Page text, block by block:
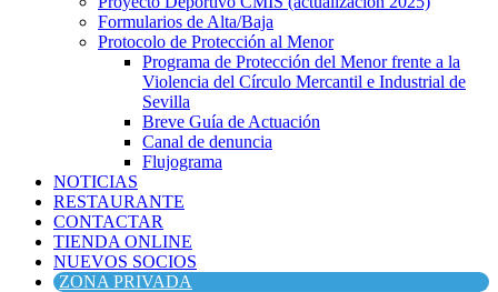
Formularios de Alta/Baja
Protocolo de Protección al Menor
Programa de Protección del Menor frente a la
Violencia del Círculo Mercantil e Industrial de
Sevilla
Breve Guía de Actuación
Canal de denuncia
Flujograma
NOTICIAS
RESTAURANTE
CONTACTAR
TIENDA ONLINE
NUEVOS SOCIOS
ZONA PRIVADA